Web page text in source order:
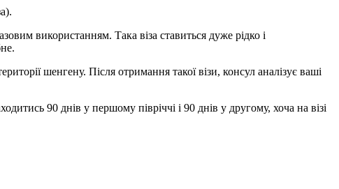
використанням. Така віза ставиться дуже рідко і
шенгену. Після отримання такої візи, консул аналізує ваші
90 днів у першому півріччі і 90 днів у другому, хоча на візі